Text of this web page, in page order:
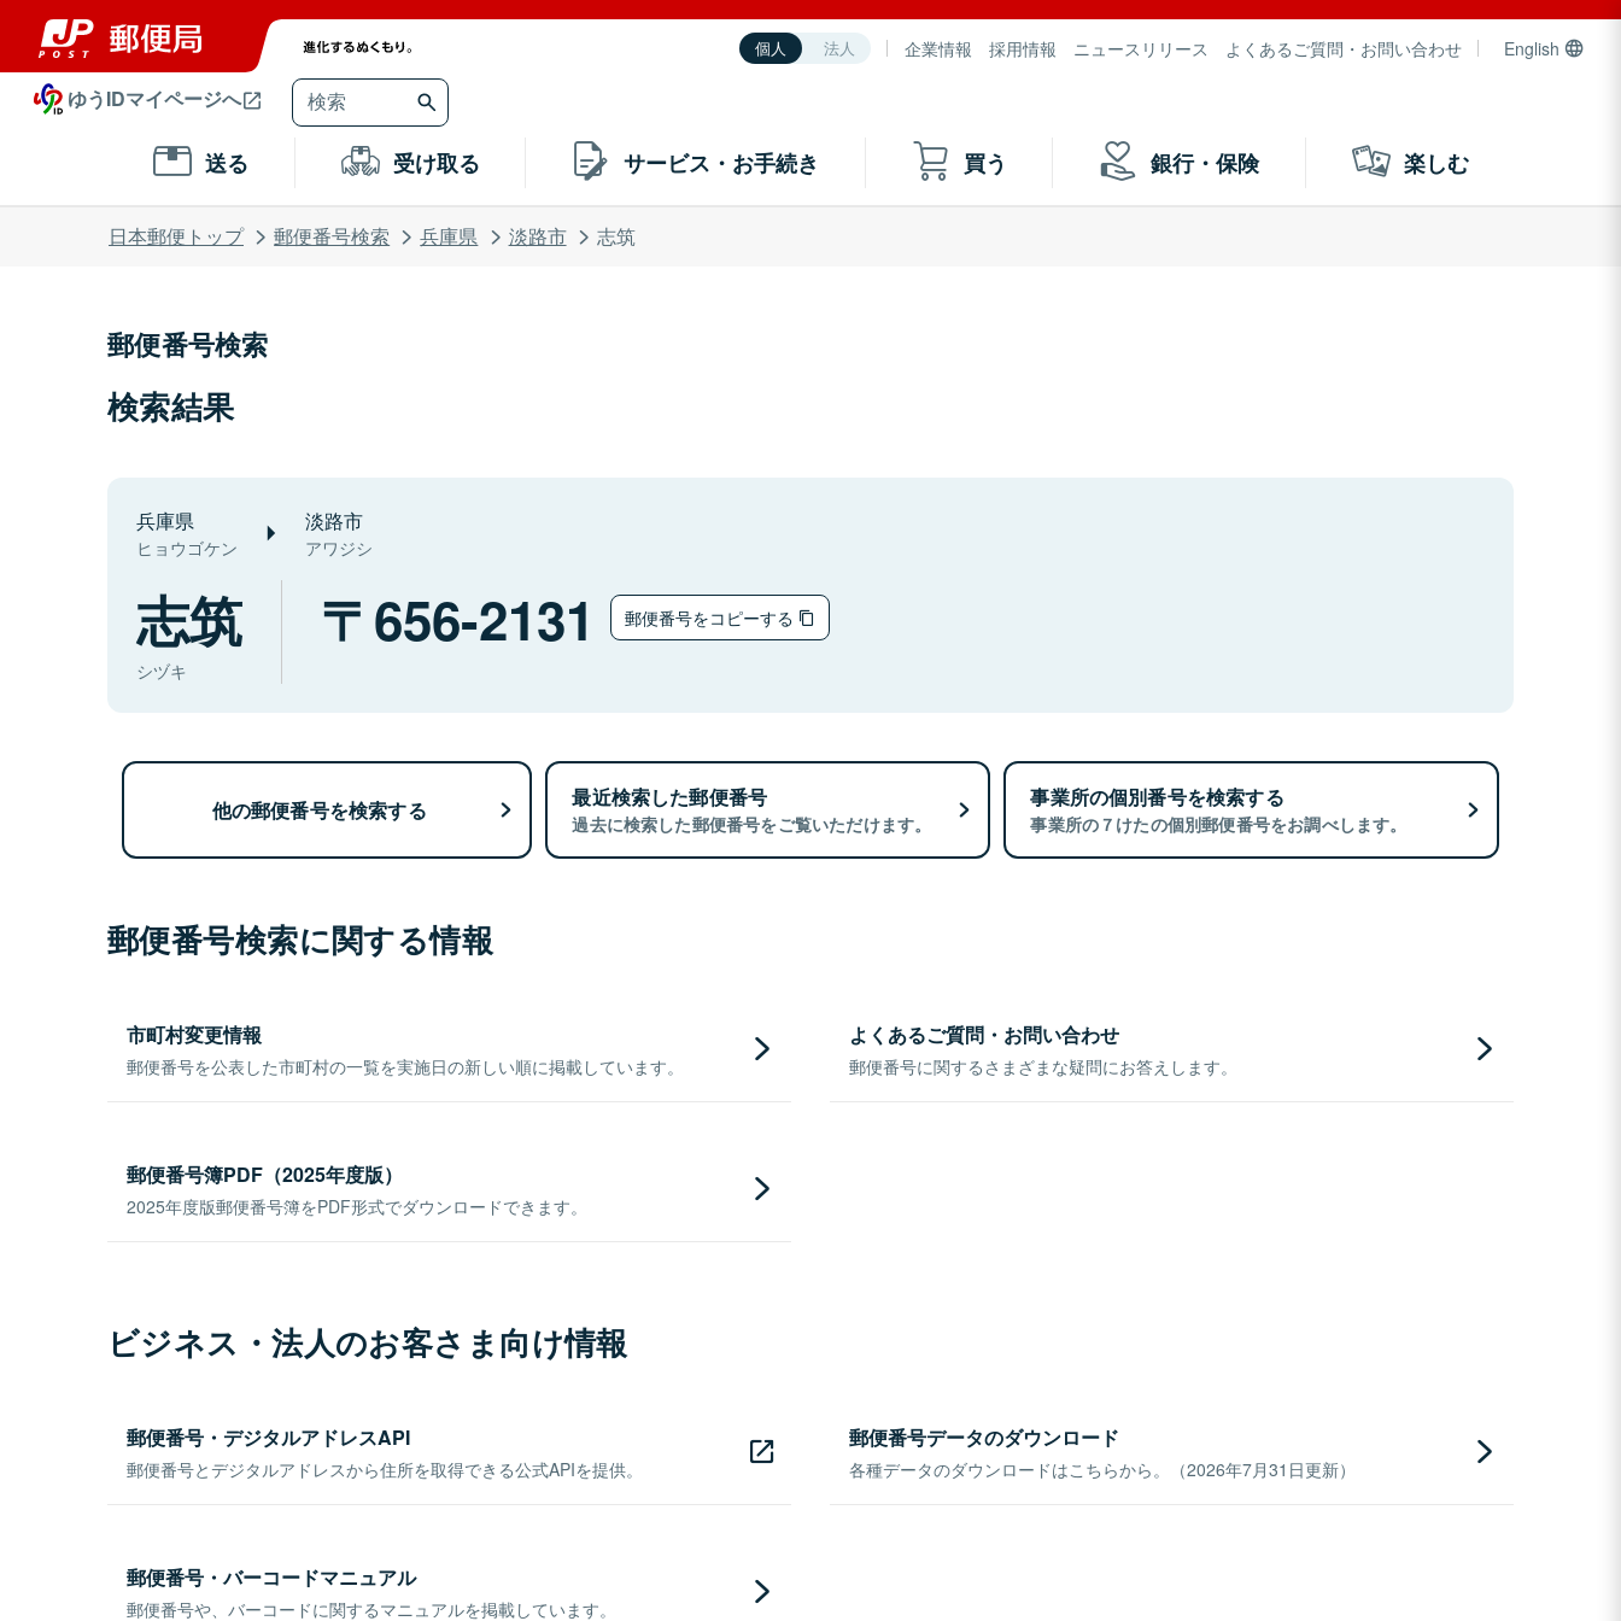
個人 法人 企業情報 採用情報 ニュースリリース よくあるご質問・お問い合わせ English
ゆうIDマイページへ
送る 受け取る サービス・お手続き 買う 銀行・保険 楽しむ
日本郵便トップ 郵便番号検索 兵庫県 淡路市 志筑
郵便番号検索
検索結果
兵庫県
ヒョウゴケン
淡路市
アワジシ
志筑
シヅキ
656-2131 郵便番号をコピーする
他の郵便番号を検索する 最近検索した郵便番号
過去に検索した郵便番号をご覧いただけます。
事業所の個別番号を検索する
事業所の７けたの個別郵便番号をお調べします。
郵便番号検索に関する情報
市町村変更情報
郵便番号を公表した市町村の一覧を実施日の新しい順に掲載しています。
よくあるご質問・お問い合わせ
郵便番号に関するさまざまな疑問にお答えします。
郵便番号簿PDF（2025年度版）
2025年度版郵便番号簿をPDF形式でダウンロードできます。
ビジネス・法人のお客さま向け情報
郵便番号・デジタルアドレスAPI
郵便番号とデジタルアドレスから住所を取得できる公式APIを提供。
郵便番号データのダウンロード
各種データのダウンロードはこちらから。（2026年7月31日更新）
郵便番号・バーコードマニュアル
郵便番号や、バーコードに関するマニュアルを掲載しています。